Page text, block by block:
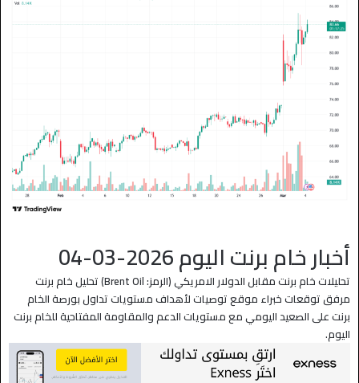
أخبار خام برنت اليوم 2026-03-04
تحليلات خام برنت مقابل الدولار الامريكي (الرمز:Brent Oil) تحليل خام برنت
مرفق توقعات خبراء موقع توصيات لأهداف مستويات تداول بورصة الخام
برنت على الصعيد اليومي مع مستويات الدعم والمقاومة المفتاحية للخام برنت
اليوم.